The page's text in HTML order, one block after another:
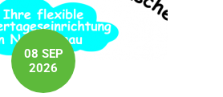
08 SEP
2026